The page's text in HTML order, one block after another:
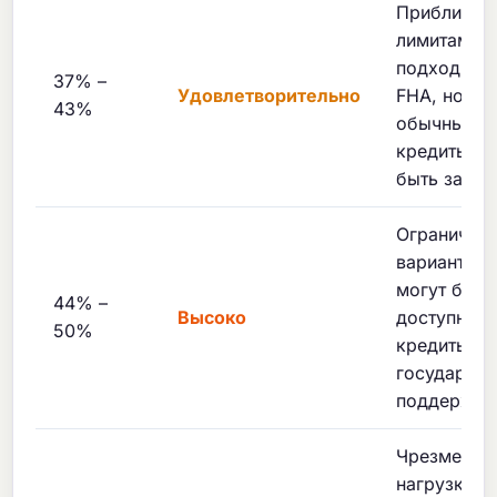
37% –
43%
Удовлетворительно
лимитам —
подходит
FHA, но
обычные
кредиты
быть
44% –
50%
Высоко
варианты
могут быть
доступны
кредиты с
нагрузка —